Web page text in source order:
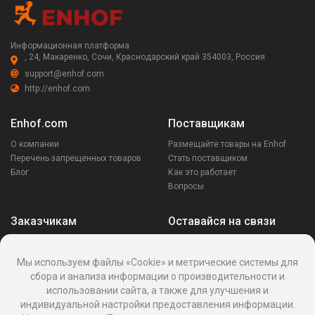
Информационная платформа
, 24, Макаренко, Сочи, Краснодарский край 354003, Россия
support@enhof.com
http://enhof.com
Enhof.com
О компании
Перечень запрещенных товаров
Блог
Поставщикам
Размещайте товары на Enhof
Стать поставщиком
Как это работает
Вопросы
Заказчикам
Написать поставщику
Реквизиты
Оставайся на связи
Мы используем файлы «Cookie» и метрические системы для
сбора и анализа информации о производительности и
использовании сайта, а также для улучшения и
индивидуальной настройки предоставления информации.